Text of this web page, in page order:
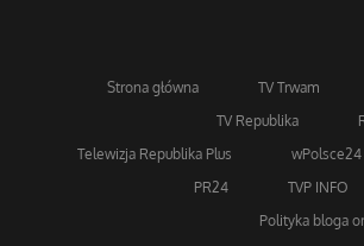
Strona główna TV Trwam
TV Republika
Telewizja Republika Plus
wPolsce24
PR24
TVP INFO
Polityka bloga